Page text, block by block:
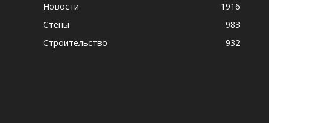
Новости
1916
Стены
983
Строительство
932